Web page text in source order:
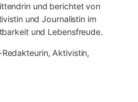
und berichtet von
und Journalistin im
und Lebensfreude.
Aktivistin,